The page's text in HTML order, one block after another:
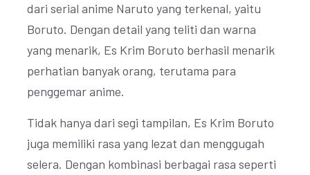
dari serial anime Naruto yang terkenal, yaitu
Boruto. Dengan detail yang teliti dan warna
yang menarik, Es Krim Boruto berhasil menarik
perhatian banyak orang, terutama para
penggemar anime.
Tidak hanya dari segi tampilan, Es Krim Boruto
juga memiliki rasa yang lezat dan menggugah
selera. Dengan kombinasi berbagai rasa seperti